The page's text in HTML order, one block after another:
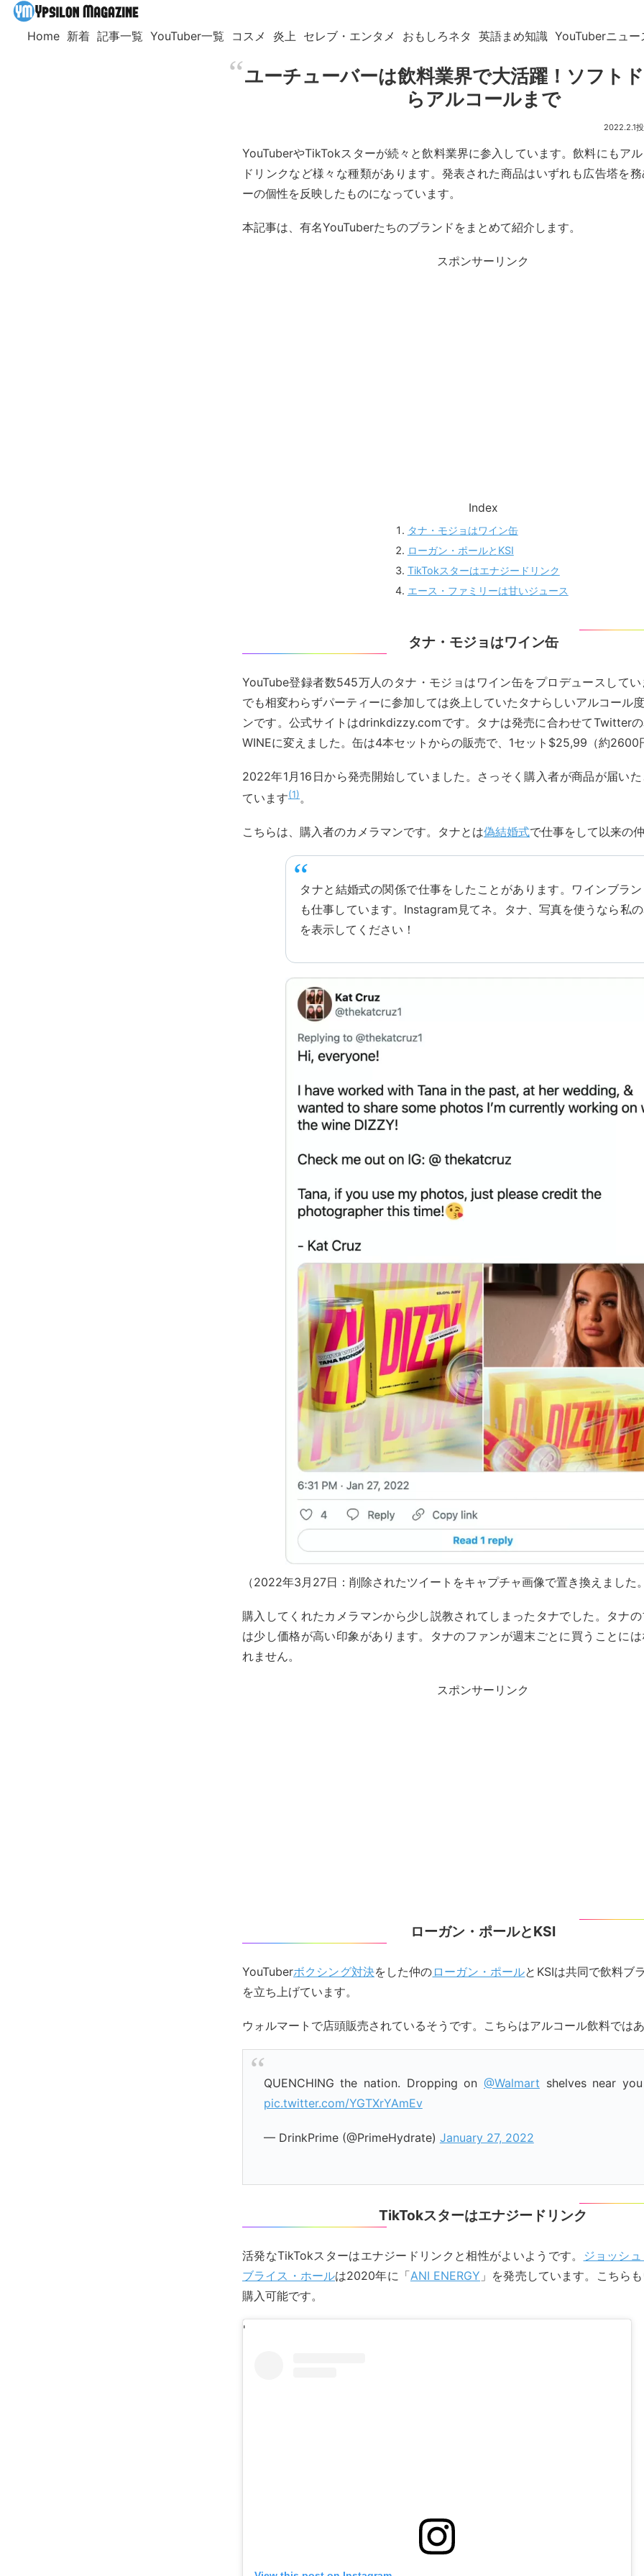
Home 新着 記事一覧 YouTuber一覧 コスメ 炎上 セレブ・エンタメ おもしろネタ 英語まめ知識 YouTuberニュー
ユーチューバーは飲料業界で大活躍！ソフト
らアルコールまで
2022.2.1
YouTuberやTikTokスターが続々と飲料業界に参入しています。飲料にもア
ドリンクなど様々な種類があります。発表された商品はいずれも広告塔を
ーの個性を反映したものになっています。
本記事は、有名YouTuberたちのブランドをまとめて紹介します。
スポンサーリンク
Index
タナ・モジョはワイン缶
ローガン・ポールとKSI
TikTokスターはエナジードリンク
エース・ファミリーは甘いジュース
タナ・モジョはワイン缶
YouTube登録者数545万人のタナ・モジョはワイン缶をプロデュースして
でも相変わらずパーティーに参加しては炎上していたタナらしいアルコール
ンです。公式サイトはdrinkdizzy.comです。タナは発売に合わせてTwitter
WINEに変えました。缶は4本セットからの販売で、1セット$25,99（約2600
2022年1月16日から発売開始していました。さっそく購入者が商品が届い
ています 1 。
こちらは、購入者のカメラマンです。タナとは偽結婚式で仕事をして以来の
タナと結婚式の関係で仕事をしたことがあります。ワインブラ
も仕事しています。Instagram見てネ。タナ、写真を使うなら私
を表示してください！
（2022年3月27日：削除されたツイートをキャプチャ画像で置き換えました
購入してくれたカメラマンから少し説教されてしまったタナでした。タナ
は少し価格が高い印象があります。タナのファンが週末ごとに買うことに
れません。
スポンサーリンク
ローガン・ポールとKSI
YouTuberボクシング対決をした仲の ローガン・ポールとKSIは共同で飲料ブ
を立ち上げています。
ウォルマートで店頭販売されているそうです。こちらはアルコール飲料では
QUENCHING the nation. Dropping on @Walmart shelves near
pic.twitter.com/YGTXrYAmEv
— DrinkPrime (@PrimeHydrate) January 27, 2022
TikTokスターはエナジードリンク
活発なTikTokスターはエナジードリンクと相性がよいようです。
ジョッシ
ブライス・ホールは2020年に「ANI ENERGY 」を発売しています。こちら
購入可能です。
'